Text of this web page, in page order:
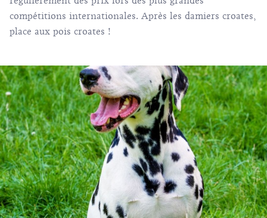
compétitions internationales. Après les damiers croates,
place aux pois croates !